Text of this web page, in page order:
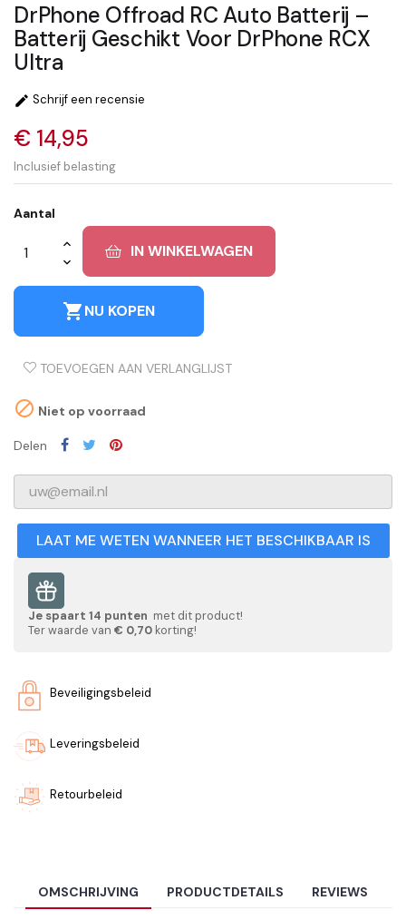
DrPhone Offroad RC Auto Batterij –
Batterij Geschikt Voor DrPhone RCX
Ultra
 Schrijf een recensie
€ 14,95
Inclusief belasting
Aantal
IN WINKELWAGEN
shopping_cartNU KOPEN
TOEVOEGEN AAN VERLANGLIJST
 Niet op voorraad
Delen
LAAT ME WETEN WANNEER HET BESCHIKBAAR IS
Je spaart 14 punten met dit product!
Ter waarde van € 0,70 korting!
Beveiligingsbeleid
Leveringsbeleid
Retourbeleid
OMSCHRIJVING PRODUCTDETAILS REVIEWS